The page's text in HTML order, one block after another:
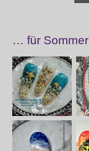
… für Sommer